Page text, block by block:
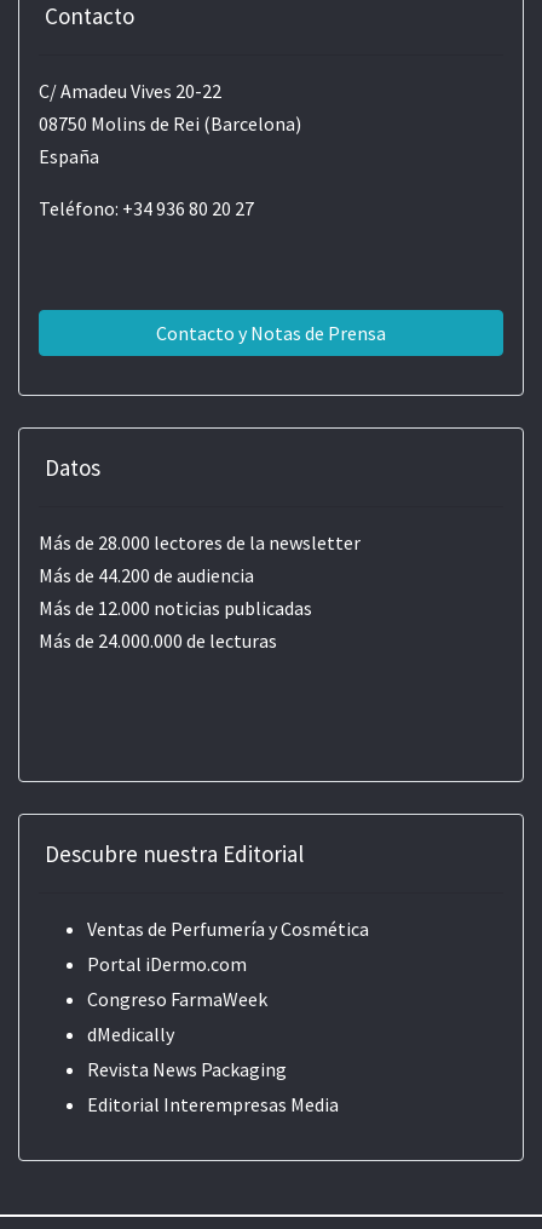
Contacto
C/ Amadeu Vives 20-22
08750 Molins de Rei (Barcelona)
España
Teléfono: +34 936 80 20 27
Contacto y Notas de Prensa
Datos
Más de 28.000 lectores de la newsletter
Más de 44.200 de audiencia
Más de 12.000 noticias publicadas
Más de 24.000.000 de lecturas
Descubre nuestra Editorial
Ventas de Perfumería y Cosmética
Portal iDermo.com
Congreso FarmaWeek
dMedically
Revista News Packaging
Editorial Interempresas Media